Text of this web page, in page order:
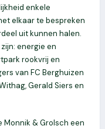
enkele
elkaar te bespreken
uit kunnen halen.
energie en
rookvrij en
van FC Berghuizen
Gerald Siers en
Monnik & Grolsch een